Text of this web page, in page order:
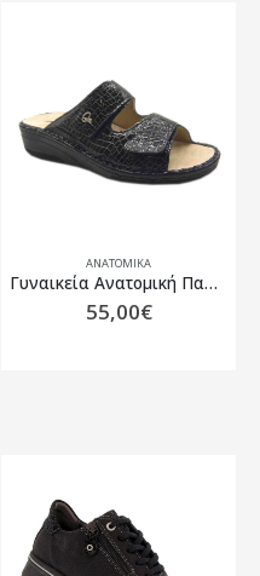
ΑΝΑΤΟΜΙΚΆ
Γυναικεία Aνατομική Παντόφλα PODOLINE FORMIA
55,00€